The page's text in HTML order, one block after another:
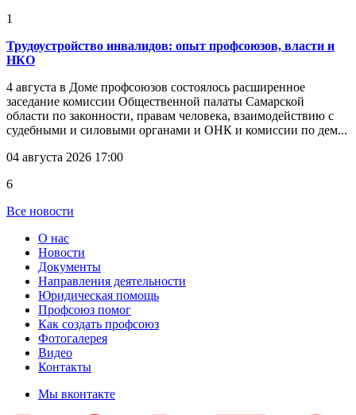
1
Трудоустройство инвалидов: опыт профсоюзов, власти и
НКО
4 августа в Доме профсоюзов состоялось расширенное
заседание комиссии Общественной палаты Самарской
области по законности, правам человека, взаимодействию с
судебными и силовыми органами и ОНК и комиссии по дем...
04 августа 2026 17:00
6
Все новости
О нас
Новости
Документы
Направления деятельности
Юридическая помощь
Профсоюз помог
Как создать профсоюз
Фотогалерея
Видео
Контакты
Мы вконтакте